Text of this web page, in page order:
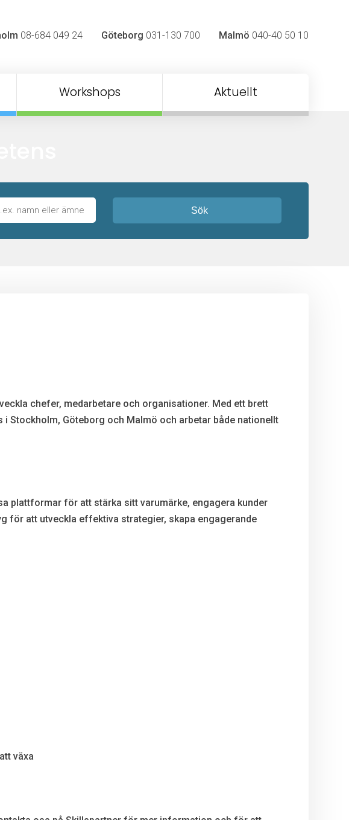
08-684 049 24 Göteborg 031-130 700 Malmö 040-40 50 10
Workshops Aktuellt
Sök
chefer, medarbetare och organisationer. Med ett brett
Stockholm, Göteborg och Malmö och arbetar både nationellt
plattformar för att stärka sitt varumärke, engagera kunder
för att utveckla effektiva strategier, skapa engagerande
växa